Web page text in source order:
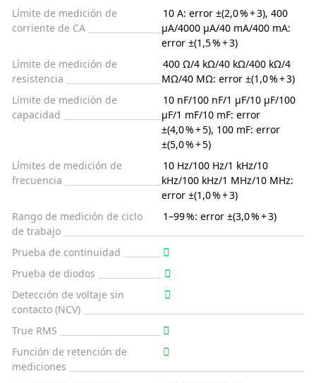
Límite de medición de
corriente de CA
10 A: error ±(2,0 % + 3), 400
µA/4000 µA/40 mA/400 mA:
error ±(1,5 % + 3)
Límite de medición de
resistencia
400 Ω/4 kΩ/40 kΩ/400 kΩ/4
MΩ/40 MΩ: error ±(1,0 % + 3)
Límite de medición de
capacidad
10 nF/100 nF/1 µF/10 µF/100
µF/1 mF/10 mF: error
±(4,0 % + 5), 100 mF: error
±(5,0 % + 5)
Límites de medición de
frecuencia
10 Hz/100 Hz/1 kHz/10
kHz/100 kHz/1 MHz/10 MHz:
error ±(1,0 % + 3)
Rango de medición de ciclo
de trabajo
1–99 %: error ±(3,0 % + 3)
Prueba de continuidad
Prueba de diodos
Detección de voltaje sin
contacto (NCV)
True RMS
Función de retención de
mediciones